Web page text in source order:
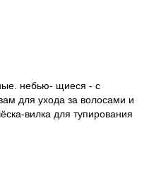
небью- щиеся - с
для ухода за волосами и
вилка для тупирования